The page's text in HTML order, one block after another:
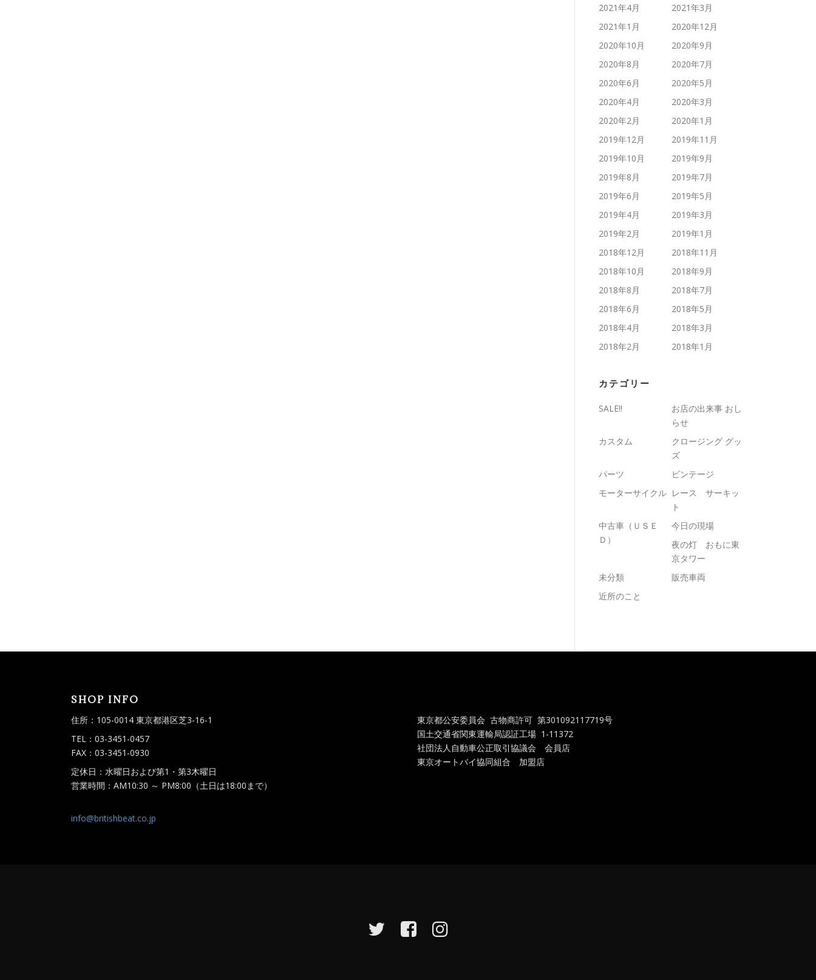
2021年4月
2021年3月
2021年1月
2020年12月
2020年10月
2020年9月
2020年8月
2020年7月
2020年6月
2020年5月
2020年4月
2020年3月
2020年2月
2020年1月
2019年12月
2019年11月
2019年10月
2019年9月
2019年8月
2019年7月
2019年6月
2019年5月
2019年4月
2019年3月
2019年2月
2019年1月
2018年12月
2018年11月
2018年10月
2018年9月
2018年8月
2018年7月
2018年6月
2018年5月
2018年4月
2018年3月
2018年2月
2018年1月
カテゴリー
SALE!!
お店の出来事 おし
らせ
カスタム
クロージング グッ
ズ
パーツ
ビンテージ
モーターサイクル レース サーキッ
ト
中古車（ＵＳＥ
Ｄ）
今日の現場
夜の灯 おもに東
京タワー
未分類
販売車両
近所のこと
SHOP INFO
住所：105-0014 東京都港区芝3-16-1
TEL：03-3451-0457
FAX：03-3451-0930
定休日：水曜日および第1・第3木曜日
営業時間：AM10:30 ～ PM8:00（土日は18:00まで）
info@britishbeat.co.jp
東京都公安委員会 古物商許可 第301092117719号
国土交通省関東運輸局認証工場 1-11372
社団法人自動車公正取引協議会 会員店
東京オートバイ協同組合 加盟店